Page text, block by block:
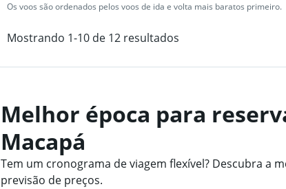
Os voos são ordenados pelos voos de ida e volta mais baratos primeiro.
Mostrando 1-10 de 12 resultados
Melhor época para
Macapá
Tem um cronograma de viagem flexível? Descubra a
previsão de preços.